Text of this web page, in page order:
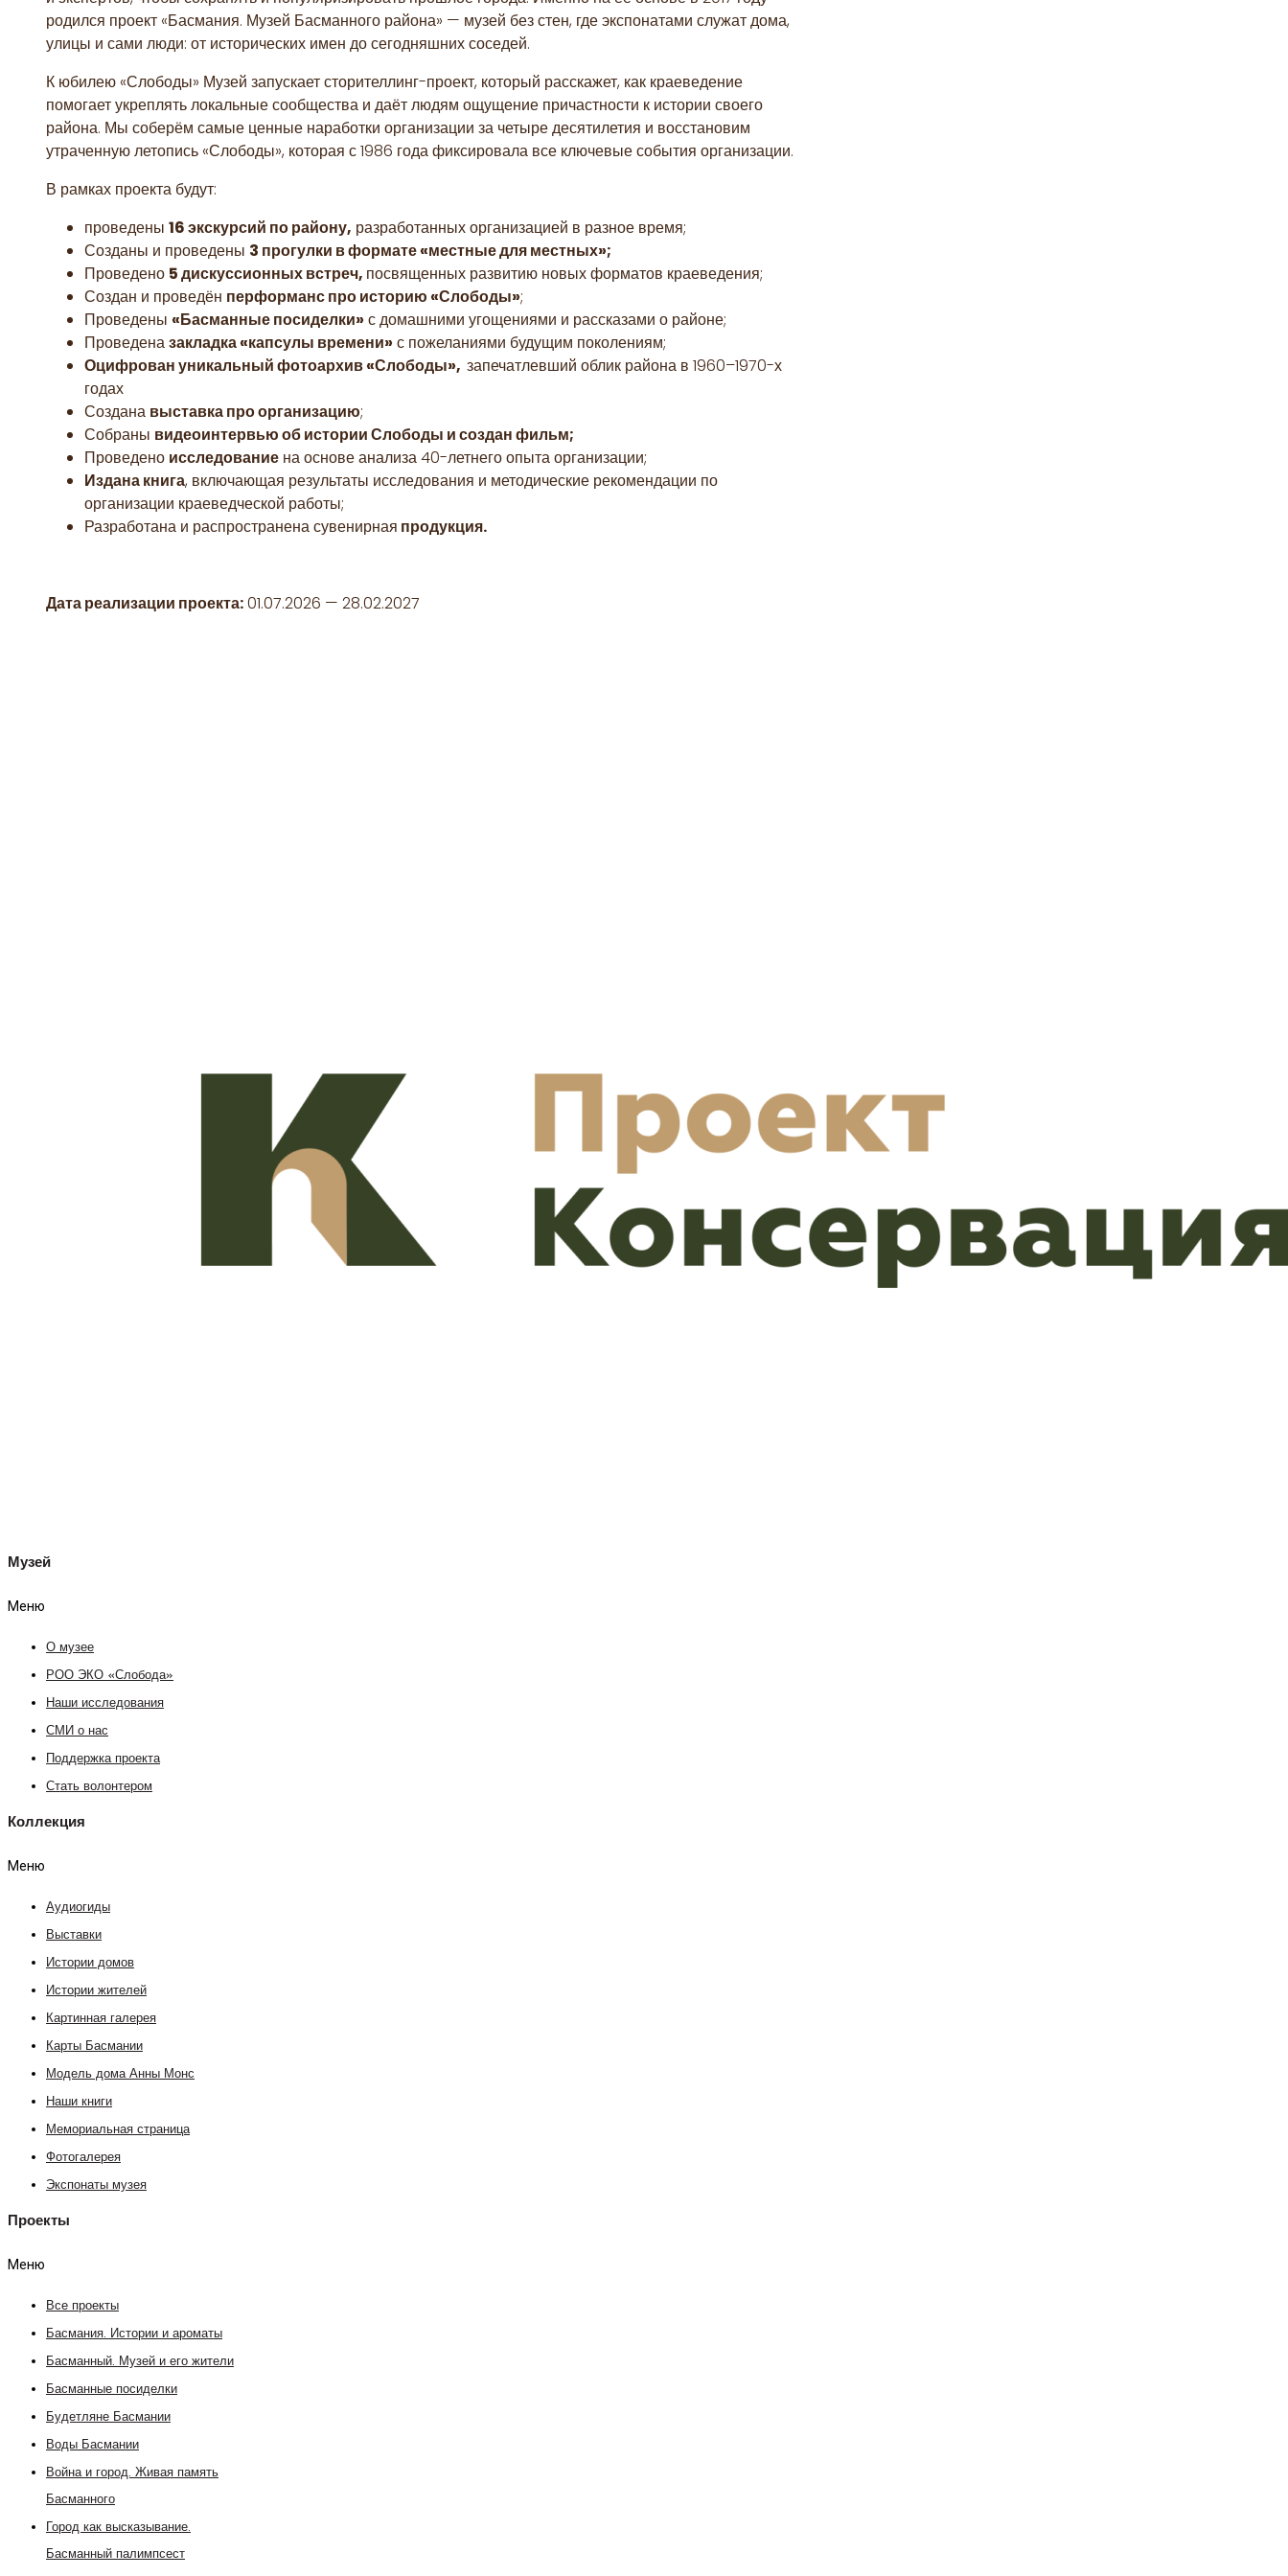
родился проект «Басмания. Музей Басманного района» — музей без стен, где экспонатами служат дома,
улицы и сами люди: от исторических имен до сегодняшних соседей.
К юбилею «Слободы» Музей запускает сторителлинг-проект, который расскажет, как краеведение
помогает укреплять локальные сообщества и даёт людям ощущение причастности к истории своего
района. Мы соберём самые ценные наработки организации за четыре десятилетия и восстановим
утраченную летопись «Слободы», которая с 1986 года фиксировала все ключевые события организации.
В рамках проекта будут:
проведены 16 экскурсий по району, разработанных организацией в разное время;
Созданы и проведены 3 прогулки в формате «местные для местных»;
Проведено 5 дискуссионных встреч, посвященных развитию новых форматов краеведения;
Создан и проведён перформанс про историю «Слободы»;
Проведены «Басманные посиделки» с домашними угощениями и рассказами о районе;
Проведеназакладка «капсулы времени» с пожеланиями будущим поколениям;
Оцифрован уникальный фотоархив «Слободы», запечатлевший облик района в 1960–1970-х
годах
Создана выставка про организацию;
Собраны видеоинтервью об истории Слободы и создан фильм;
Проведено исследованиена основе анализа 40-летнего опыта организации;
Издана книга, включающая результаты исследования и методические рекомендации по
организации краеведческой работы;
Разработана и распространена сувенирная продукция.
Дата реализации проекта:01.07.2026 — 28.02.2027
Музей
Меню
О музее
РОО ЭКО «Слобода»
Наши исследования
СМИ о нас
Поддержка проекта
Стать волонтером
Коллекция
Меню
Аудиогиды
Выставки
Истории домов
Истории жителей
Картинная галерея
Карты Басмании
Модель дома Анны Монс
Наши книги
Мемориальная страница
Фотогалерея
Экспонаты музея
Проекты
Меню
Все проекты
Басмания. Истории и ароматы
Басманный. Музей и его жители
Басманные посиделки
Будетляне Басмании
Воды Басмании
Война и город. Живая память
Басманного
Город как высказывание.
Басманный палимпсест